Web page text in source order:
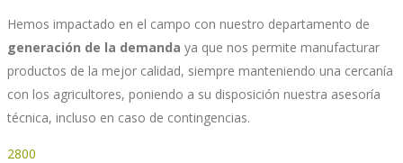
Hemos impactado en el campo con nuestro departamento de
generación de la demanda ya que nos permite manufacturar
productos de la mejor calidad, siempre manteniendo una cercanía
con los agricultores, poniendo a su disposición nuestra asesoría
técnica, incluso en caso de contingencias.
2800